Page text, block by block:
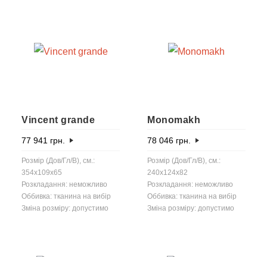
Vincent grande
77 941 грн.
Розмір (Дов/Гл/В), см.:
354x109x65
Розкладання: неможливо
Оббивка: тканина на вибір
Зміна розміру: допустимо
Monomakh
78 046 грн.
Розмір (Дов/Гл/В), см.:
240x124x82
Розкладання: неможливо
Оббивка: тканина на вибір
Зміна розміру: допустимо